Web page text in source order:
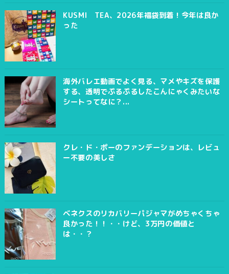
KUSMI TEA、2026年福袋到着！今年は良か
った
海外バレエ動画でよく見る、マメやキズを保護
する、透明でぷるぷるしたこんにゃくみたいな
シートってなに？...
クレ・ド・ポーのファンデーションは、レビュ
ー不要の美しさ
ベネクスのリカバリーパジャマがめちゃくちゃ
良かった！！・・けど、3万円の価値と
は・・？